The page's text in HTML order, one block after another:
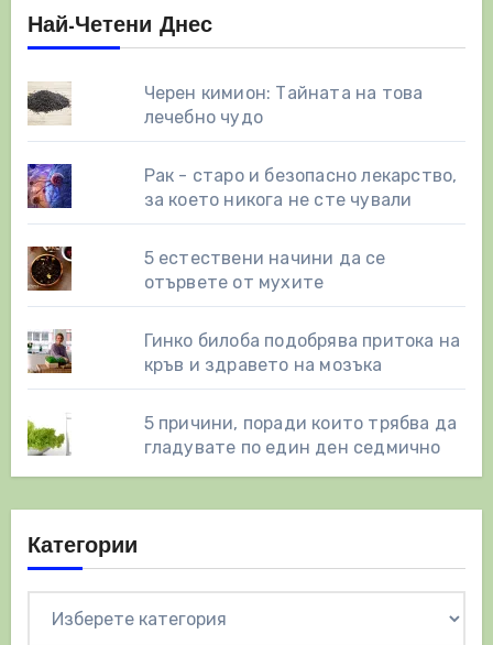
Най-Четени Днес
Черен кимион: Тайната на това
лечебно чудо
Рак - старо и безопасно лекарство,
за което никога не сте чували
5 естествени начини да се
отървете от мухите
Гинко билоба подобрява притока на
кръв и здравето на мозъка
5 причини, поради които трябва да
гладувате по един ден седмично
Категории